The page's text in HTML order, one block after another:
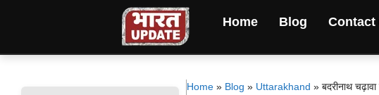
Home Blog Contact
Home» Blog » Uttarakhand » बदरीनाथ